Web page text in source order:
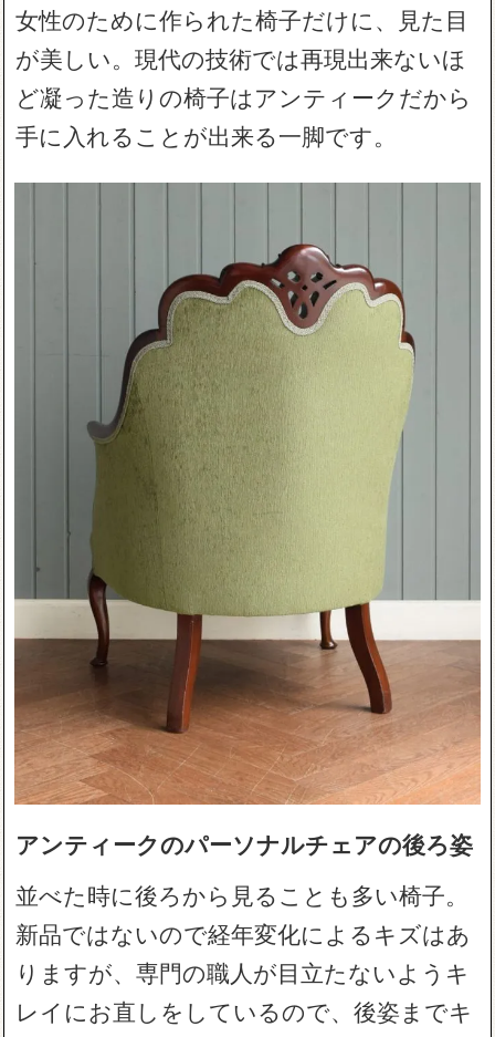
女性のために作られた椅子だけに、見た目
が美しい。現代の技術では再現出来ないほ
ど凝った造りの椅子はアンティークだから
手に入れることが出来る一脚です。
アンティークのパーソナルチェアの後ろ姿
並べた時に後ろから見ることも多い椅子。
新品ではないので経年変化によるキズはあ
りますが、専門の職人が目立たないようキ
レイにお直しをしているので、後姿までキ